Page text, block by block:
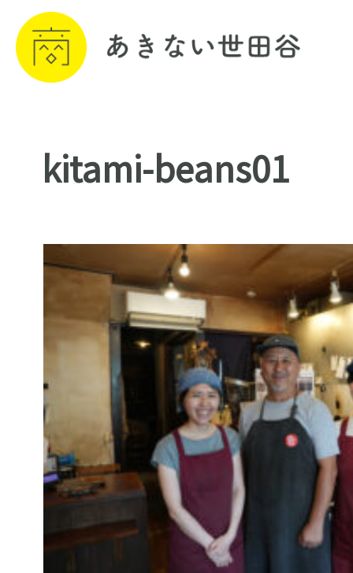
kitami-beans01